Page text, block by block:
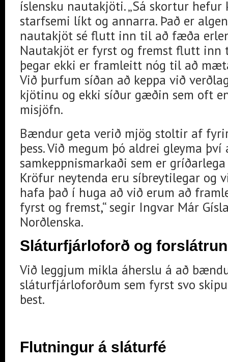
íslensku nautakjöti. „Sá skortur
starfsemi líkt og annarra. Það er
nautakjöt sé flutt inn til að fæða
Nautakjöt er fyrst og fremst flutt
þegar ekki er framleitt nóg til að
Við þurfum síðan að keppa við
kjötinu og ekki síður gæðin sem oft
misjöfn.
Bændur geta verið mjög stoltir af
þess. Við megum þó aldrei gleyma
samkeppnismarkaði sem er
Kröfur neytenda eru síbreytilegar og
hafa það í huga að við erum að
fyrst og fremst,“ segir Ingvar Már
Norðlenska.
Sláturfjárloforð og forslátrun
Við leggjum mikla áherslu á að
sláturfjárloforðum sem fyrst svo
best.
Flutningur á sláturfé